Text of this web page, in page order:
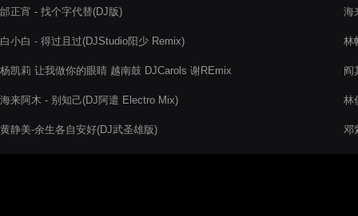
邰正宵 - 找个字代替(DJ版)
白小白 - 得过且过(DJStudio阳少 Remix)
杨凯莉 让我做你的眼睛 越南鼓 DJCarols 谢REmix
海来阿木 - 别知己(DJ阿遣 Electro Mix)
黄静美-余生各自安好(DJ武圣雄版)
海
林
阎
林
邓